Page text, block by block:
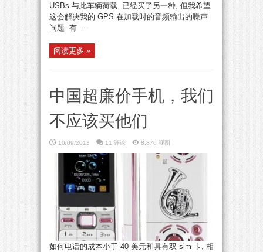
USBs 与此车辆荷载. 已经买了另一种, 但我希望
这会解决我的 GPS 在加载时的音频输出的噪声
问题. 有 ...
阅读更多 »
中国超廉价手机，我们
不应该买他们
10/09/2013 11 评论 8,876 视图
如何电话的成本小于 40 美元和具有双 sim 卡, 相